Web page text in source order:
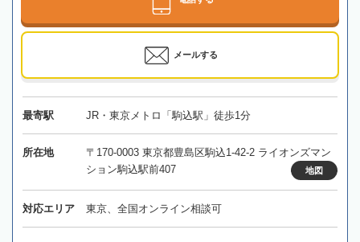
メールする
最寄駅 JR・東京メトロ「駒込駅」徒歩1分
所在地
〒170-0003 東京都豊島区駒込1-42-2 ライオンズマン
ション駒込駅前407
地図
対応エリア 東京、全国オンライン相談可